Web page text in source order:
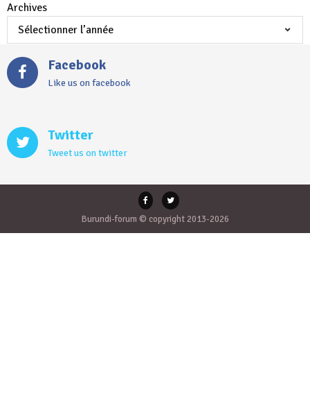
Archives
Facebook
Like us on facebook
Twitter
Tweet us on twitter
Burundi-forum © copyright 2013-2026